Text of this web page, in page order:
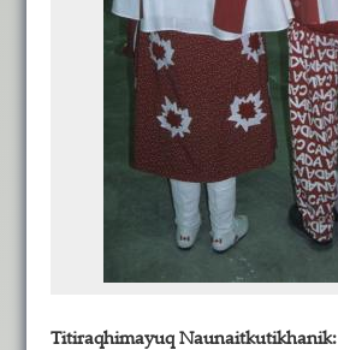
Titiraqhimayuq Naunaitkutikhanik: